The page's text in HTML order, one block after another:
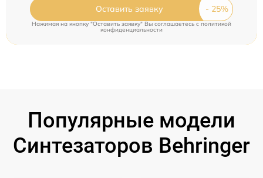
Оставить заявку
Нажимая на кнопку "Оставить заявку" Вы соглашаетесь cполитикой
конфиденциальности
Популярные модели
Синтезаторов Behringer